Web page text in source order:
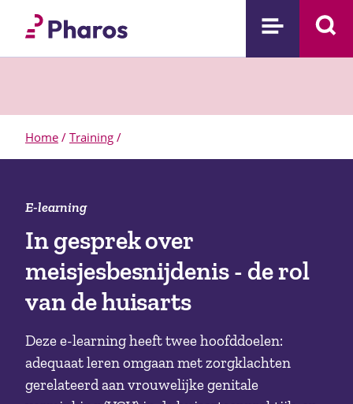
Home / Training /
E-learning
In gesprek over
meisjesbesnijdenis - de rol
van de huisarts
Deze e-learning heeft twee hoofddoelen:
adequaat leren omgaan met zorgklachten
gerelateerd aan vrouwelijke genitale